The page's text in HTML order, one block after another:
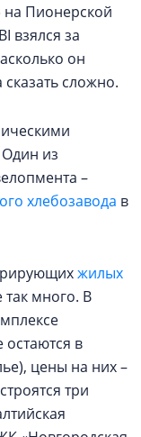
на Пионерской
взялся за
он
сложно.
из
–
хлебозавода в
жилых
много. В
в
цены на них –
три